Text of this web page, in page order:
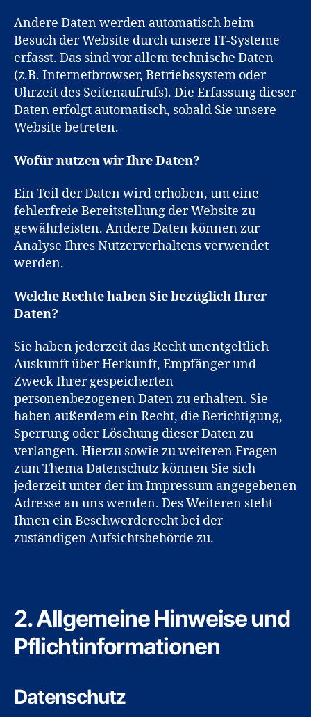
Andere Daten werden automatisch beim
Besuch der Website durch unsere IT-Systeme
erfasst. Das sind vor allem technische Daten
(z.B. Internetbrowser, Betriebssystem oder
Uhrzeit des Seitenaufrufs). Die Erfassung dieser
Daten erfolgt automatisch, sobald Sie unsere
Website betreten.
Wofür nutzen wir Ihre Daten?
Ein Teil der Daten wird erhoben, um eine
fehlerfreie Bereitstellung der Website zu
gewährleisten. Andere Daten können zur
Analyse Ihres Nutzerverhaltens verwendet
werden.
Welche Rechte haben Sie bezüglich Ihrer
Daten?
Sie haben jederzeit das Recht unentgeltlich
Auskunft über Herkunft, Empfänger und
Zweck Ihrer gespeicherten
personenbezogenen Daten zu erhalten. Sie
haben außerdem ein Recht, die Berichtigung,
Sperrung oder Löschung dieser Daten zu
verlangen. Hierzu sowie zu weiteren Fragen
zum Thema Datenschutz können Sie sich
jederzeit unter der im Impressum angegebenen
Adresse an uns wenden. Des Weiteren steht
Ihnen ein Beschwerderecht bei der
zuständigen Aufsichtsbehörde zu.
2. Allgemeine Hinweise und
Pflichtinformationen
Datenschutz